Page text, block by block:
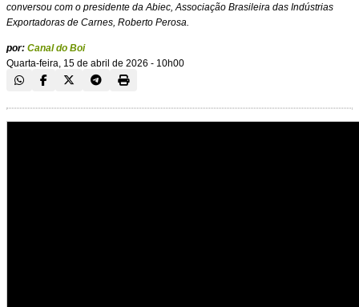
conversou com o presidente da Abiec, Associação Brasileira das Indústrias
Exportadoras de Carnes, Roberto Perosa.
por: Canal do Boi
Quarta-feira, 15 de abril de 2026 - 10h00